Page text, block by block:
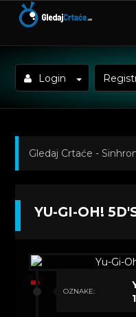
Login
Gledaj Crtaće -
Epizoda 124
YU-GI-OH!
OZNAKE: